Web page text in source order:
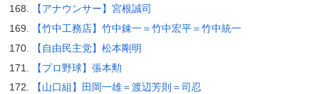
【アナウンサー】宮根誠司
【竹中工務店】竹中錬一＝竹中宏平＝竹中統一
【自由民主党】松本剛明
【プロ野球】張本勲
【山口組】田岡一雄＝渡辺芳則＝司忍